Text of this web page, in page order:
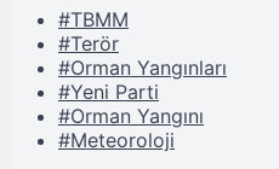
#TBMM
#Terör
#Orman Yangınları
#Yeni Parti
#Orman Yangını
#Meteoroloji